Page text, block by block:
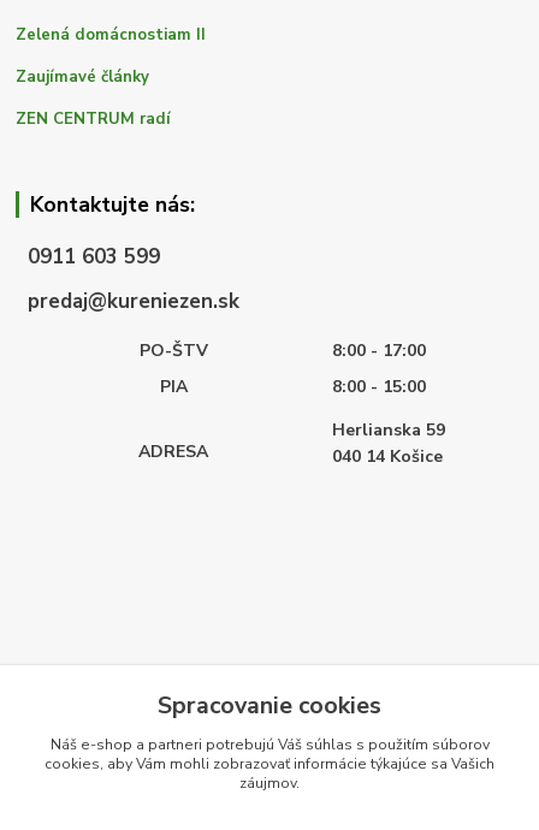
Zelená domácnostiam II
Zaujímavé články
ZEN CENTRUM radí
Kontaktujte nás:
0911 603 599
predaj@kureniezen.sk
PO-ŠTV
8:00 - 17:00
PIA
8:00 - 15:00
ADRESA
Herlianska 59
040 14 Košice
Spracovanie cookies
Náš e-shop a partneri potrebujú Váš súhlas s použitím súborov
cookies, aby Vám mohli zobrazovať informácie týkajúce sa Vašich
záujmov.